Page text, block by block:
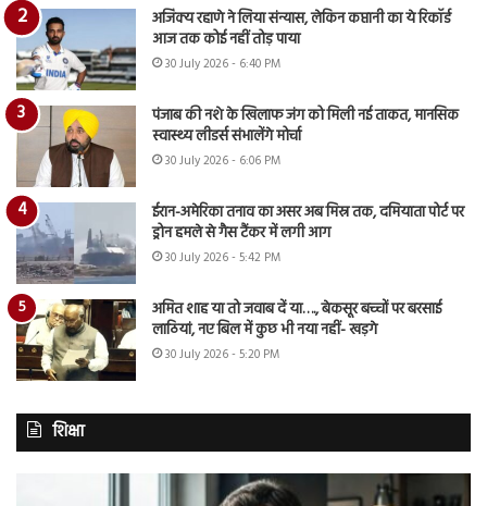
अजिंक्य रहाणे ने लिया संन्यास, लेकिन कप्तानी का ये रिकॉर्ड
आज तक कोई नहीं तोड़ पाया
30 July 2026 - 6:40 PM
पंजाब की नशे के खिलाफ जंग को मिली नई ताकत, मानसिक
स्वास्थ्य लीडर्स संभालेंगे मोर्चा
30 July 2026 - 6:06 PM
ईरान-अमेरिका तनाव का असर अब मिस्र तक, दमियाता पोर्ट पर
ड्रोन हमले से गैस टैंकर में लगी आग
30 July 2026 - 5:42 PM
अमित शाह या तो जवाब दें या…., बेकसूर बच्चों पर बरसाई
लाठियां, नए बिल में कुछ भी नया नहीं- खड़गे
30 July 2026 - 5:20 PM
शिक्षा